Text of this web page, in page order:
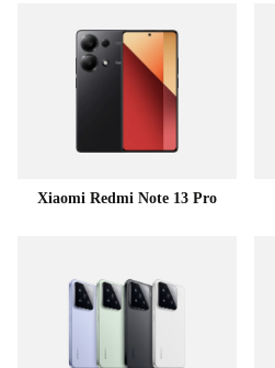
Xiaomi Redmi Note 13 Pro